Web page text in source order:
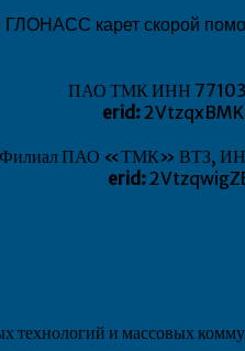
карет скорой
ПАО ТМК ИНН
erid:
Филиал ПАО «ТМК» ВТЗ,
erid:
технологий и массовых